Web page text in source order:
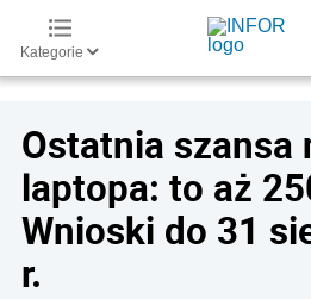
Kategorie
Ostatnia szansa
laptopa: to aż
Wnioski do 31
r.